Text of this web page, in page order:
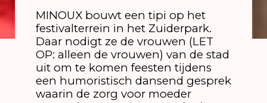
MINOUX bouwt een tipi op het
festivalterrein in het Zuiderpark.
Daar nodigt ze de vrouwen (LET
OP: alleen de vrouwen) van de stad
uit om te komen feesten tijdens
een humoristisch dansend gesprek
waarin de zorg voor moeder